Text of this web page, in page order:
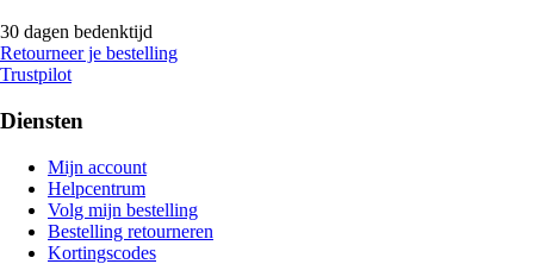
30 dagen bedenktijd
Retourneer je bestelling
Trustpilot
Diensten
Mijn account
Helpcentrum
Volg mijn bestelling
Bestelling retourneren
Kortingscodes